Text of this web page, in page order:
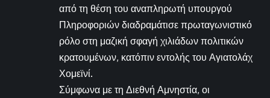
από τη θέση του αναπληρωτή υπουργού
Πληροφοριών διαδραμάτισε πρωταγωνιστικό
ρόλο στη μαζική σφαγή χιλιάδων πολιτικών
κρατουμένων, κατόπιν εντολής του Αγιατολάχ
Χομεϊνί.
Σύμφωνα με τη Διεθνή Αμνηστία, οι